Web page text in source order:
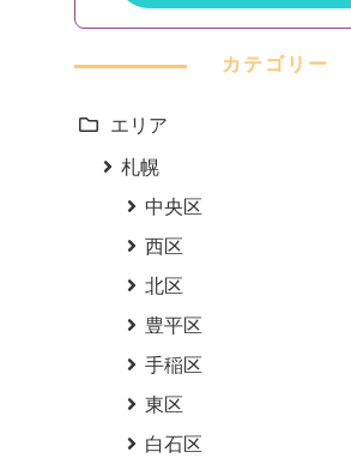
カテゴリー
エリア
札幌
中央区
西区
北区
豊平区
手稲区
東区
白石区